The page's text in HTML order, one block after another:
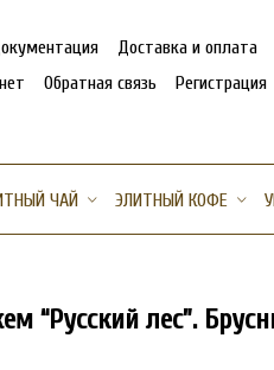
Доставка и оплата
Обратная связь
Регистрация
ЧАЙ ЭЛИТНЫЙ КОФЕ
“Русский лес”.